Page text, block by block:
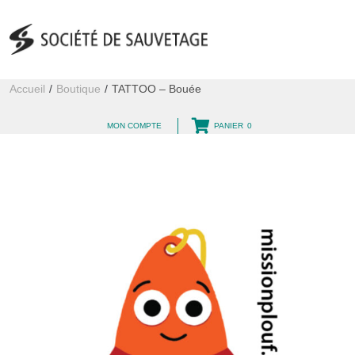
Accueil / Boutique / TATTOO – Bouée
MON COMPTE PANIER 0